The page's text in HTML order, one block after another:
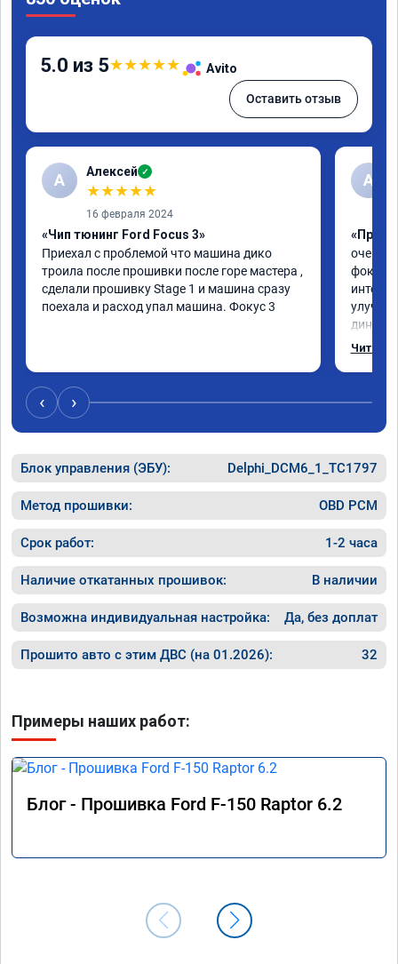
5.0 из 5★★★★★ Avito
Оставить отзыв
А Алексей ✓
★★★★★
16 февраля 2024
«Чип тюнинг Ford Focus 3»
Приехал с проблемой что машина дико
троила после прошивки после горе мастера ,
сделали прошивку Stage 1 и машина сразу
поехала и расход упал машина. Фокус 3
А
очень
фокус
эмоции
Читать
‹ ›
Блок управления (ЭБУ): Delphi_DCM6_1_TC1797
Метод прошивки: OBD PCM
Срок работ: 1-2 часа
Наличие откатанных прошивок: В наличии
Возможна индивидуальная настройка: Да, без доплат
Прошито авто с этим ДВС (на 01.2026): 32
Примеры наших работ:
Блог - Прошивка Ford F-150 Raptor 6.2